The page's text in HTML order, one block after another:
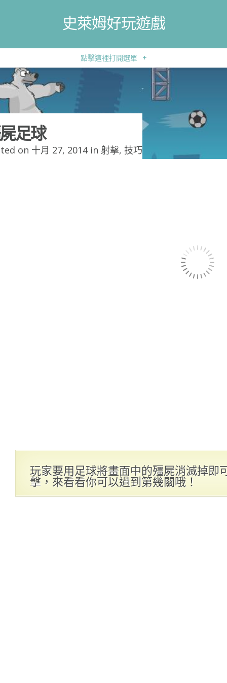
史萊姆好玩遊戲
點擊這裡打開選單 +
足球
on 十月 27, 2014 in 射擊, 技巧
玩家要用足球將畫面中的殭屍消滅掉即
擊，來看看你可以過到第幾關哦！